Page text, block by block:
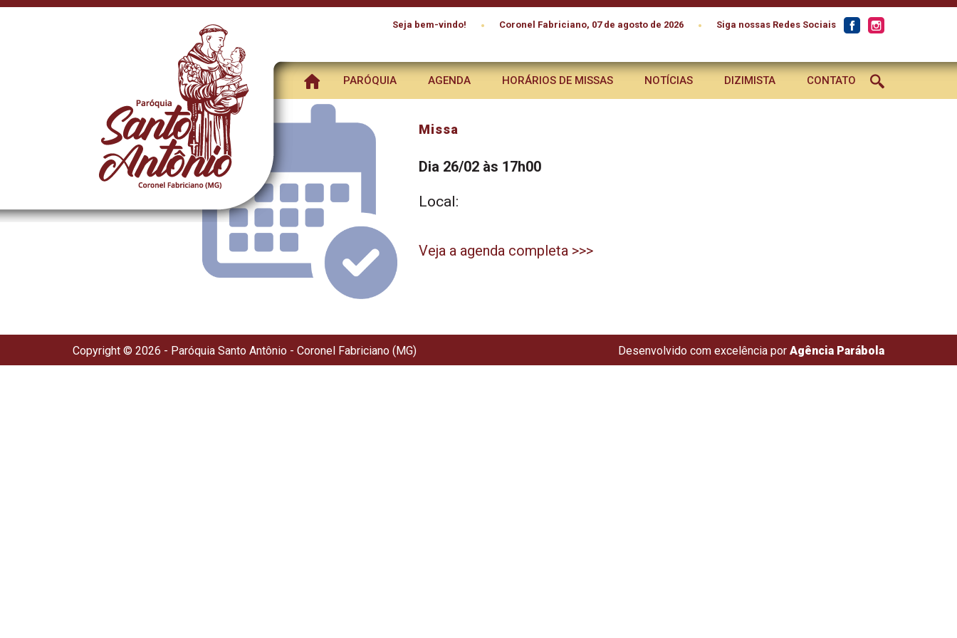
Seja bem-vindo! • Coronel Fabriciano, 07 de agosto de 2026 • Siga nossas Redes Sociais
PARÓQUIA AGENDA HORÁRIOS DE MISSAS NOTÍCIAS DIZIMISTA CONTATO
Missa
Dia 26/02 às 17h00
Local:
Veja a agenda completa >>>
Copyright © 2026 - Paróquia Santo Antônio - Coronel Fabriciano (MG) Desenvolvido com excelência por Agência Parábola